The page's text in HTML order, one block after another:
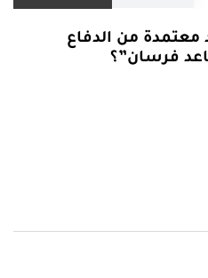
معتمدة من الدفاع
فرسان”؟